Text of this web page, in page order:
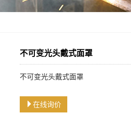
不可变光头戴式面罩
不可变光头戴式面罩
在线询价